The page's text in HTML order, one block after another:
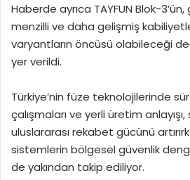
Haberde ayrıca TAYFUN Blok-
menzilli ve daha gelişmiş
varyantların öncüsü olabileceği
yer verildi.
Türkiye’nin füze teknolojilerinde
çalışmaları ve yerli üretim
uluslararası rekabet gücünü
sistemlerin bölgesel güvenlik
de yakından takip ediliyor.